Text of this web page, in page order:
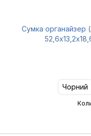
Сумка органайзер
Чорний